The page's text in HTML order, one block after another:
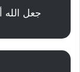
جعل